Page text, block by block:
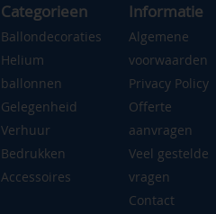
Categorieen
Ballondecoraties
Helium
ballonnen
Gelegenheid
Verhuur
Bedrukken
Accessoires
Informatie
Algemene
voorwaarden
Privacy Policy
Offerte
aanvragen
Veel gestelde
vragen
Contact